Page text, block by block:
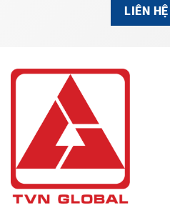
LIÊN HỆ